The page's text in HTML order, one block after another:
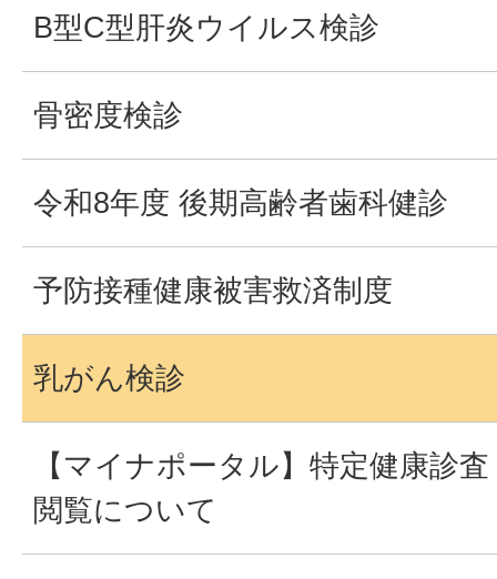
B型C型肝炎ウイルス検診
骨密度検診
令和8年度 後期高齢者歯科健診
予防接種健康被害救済制度
乳がん検診
【マイナポータル】特定健康診
閲覧について